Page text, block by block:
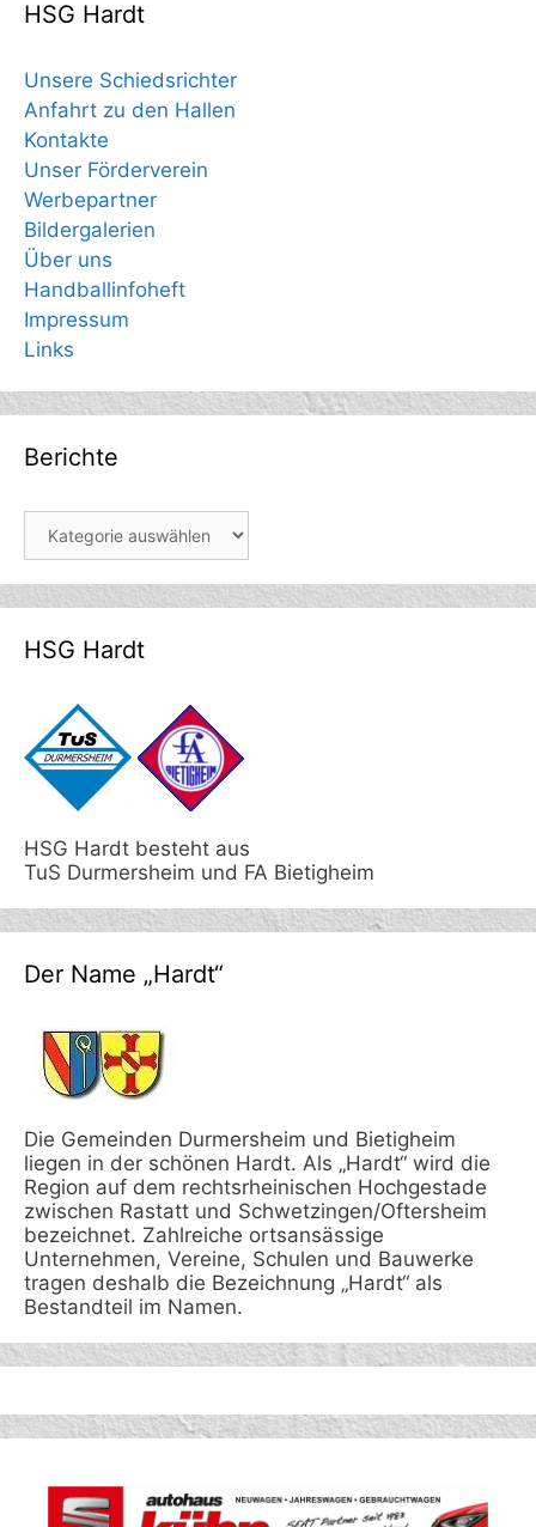
HSG Hardt
Unsere Schiedsrichter
Anfahrt zu den Hallen
Kontakte
Unser Förderverein
Werbepartner
Bildergalerien
Über uns
Handballinfoheft
Impressum
Links
Berichte
HSG Hardt
HSG Hardt besteht aus
TuS Durmersheim und FA Bietigheim
Der Name „Hardt“
Die Gemeinden Durmersheim und Bietigheim
liegen in der schönen Hardt. Als „Hardt“ wird die
Region auf dem rechtsrheinischen Hochgestade
zwischen Rastatt und Schwetzingen/Oftersheim
bezeichnet. Zahlreiche ortsansässige
Unternehmen, Vereine, Schulen und Bauwerke
tragen deshalb die Bezeichnung „Hardt“ als
Bestandteil im Namen.